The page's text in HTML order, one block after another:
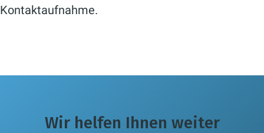
Kontaktaufnahme.
Wir helfen Ihnen weiter